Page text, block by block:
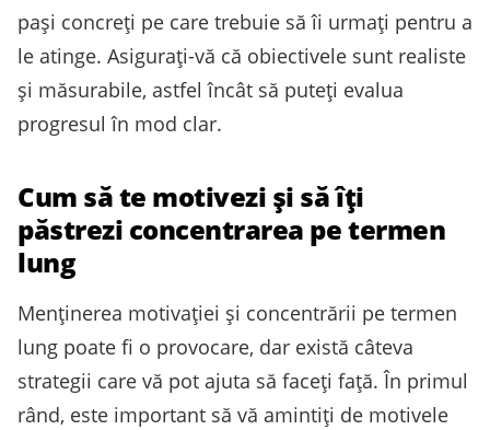
pași concreți pe care trebuie să îi urmați pentru a
le atinge. Asigurați-vă că obiectivele sunt realiste
și măsurabile, astfel încât să puteți evalua
progresul în mod clar.
Cum să te motivezi și să îți
păstrezi concentrarea pe termen
lung
Menținerea motivației și concentrării pe termen
lung poate fi o provocare, dar există câteva
strategii care vă pot ajuta să faceți față. În primul
rând, este important să vă amintiți de motivele